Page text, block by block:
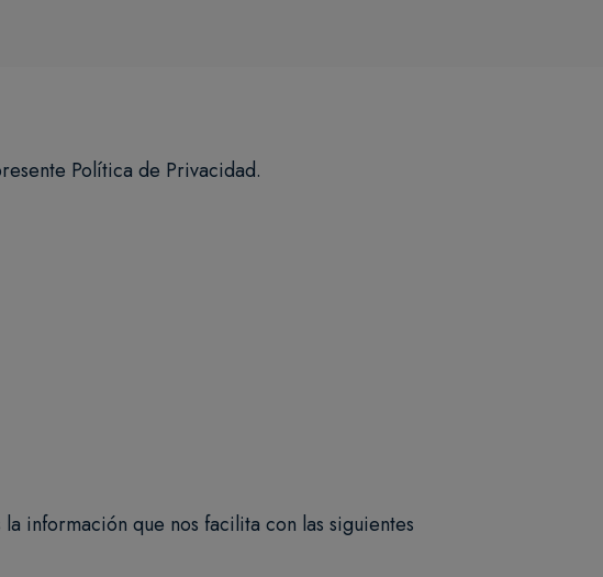
Política de Privacidad.
información que nos facilita con las siguientes